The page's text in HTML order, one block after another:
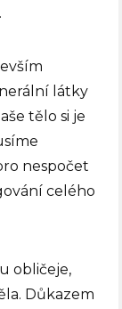
látky
tělo si je
nespočet
celého
obličeje,
Důkazem